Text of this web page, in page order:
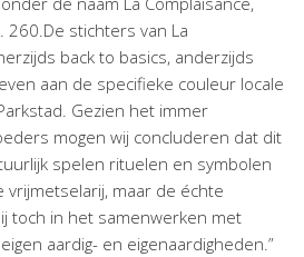
stichters van La
back to basics, anderzijds
aan de specifieke couleur locale
Gezien het immer
mogen wij concluderen dat dit
spelen rituelen en symbolen
maar de échte
toch in het samenwerken met
aardig- en eigenaardigheden.”